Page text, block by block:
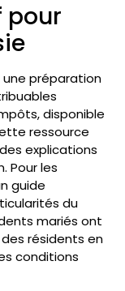
pour
préparation
disponible
ressource
explications
Pour les
guide
du
mariés ont
résidents en
conditions